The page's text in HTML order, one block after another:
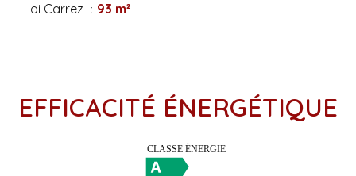
Loi Carrez 93 m²
EFFICACITÉ ÉNERGÉTIQUE